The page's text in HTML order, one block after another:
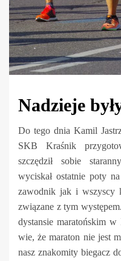
Nadzieje
Do tego dnia Kamil
SKB Kraśnik
szczędził sobie
wyciskał ostatnie poty
zawodnik jak i wszyscy
związane z tym
dystansie maratońskim
wie, że maraton nie jest
nasz znakomity biegacz